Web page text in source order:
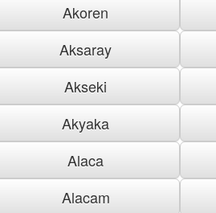
Akoren
Aksaray
Akseki
Akyaka
Alaca
Alacam